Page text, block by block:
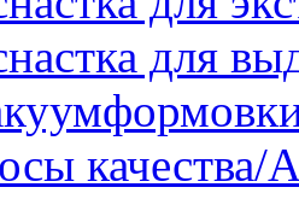
для
качества/